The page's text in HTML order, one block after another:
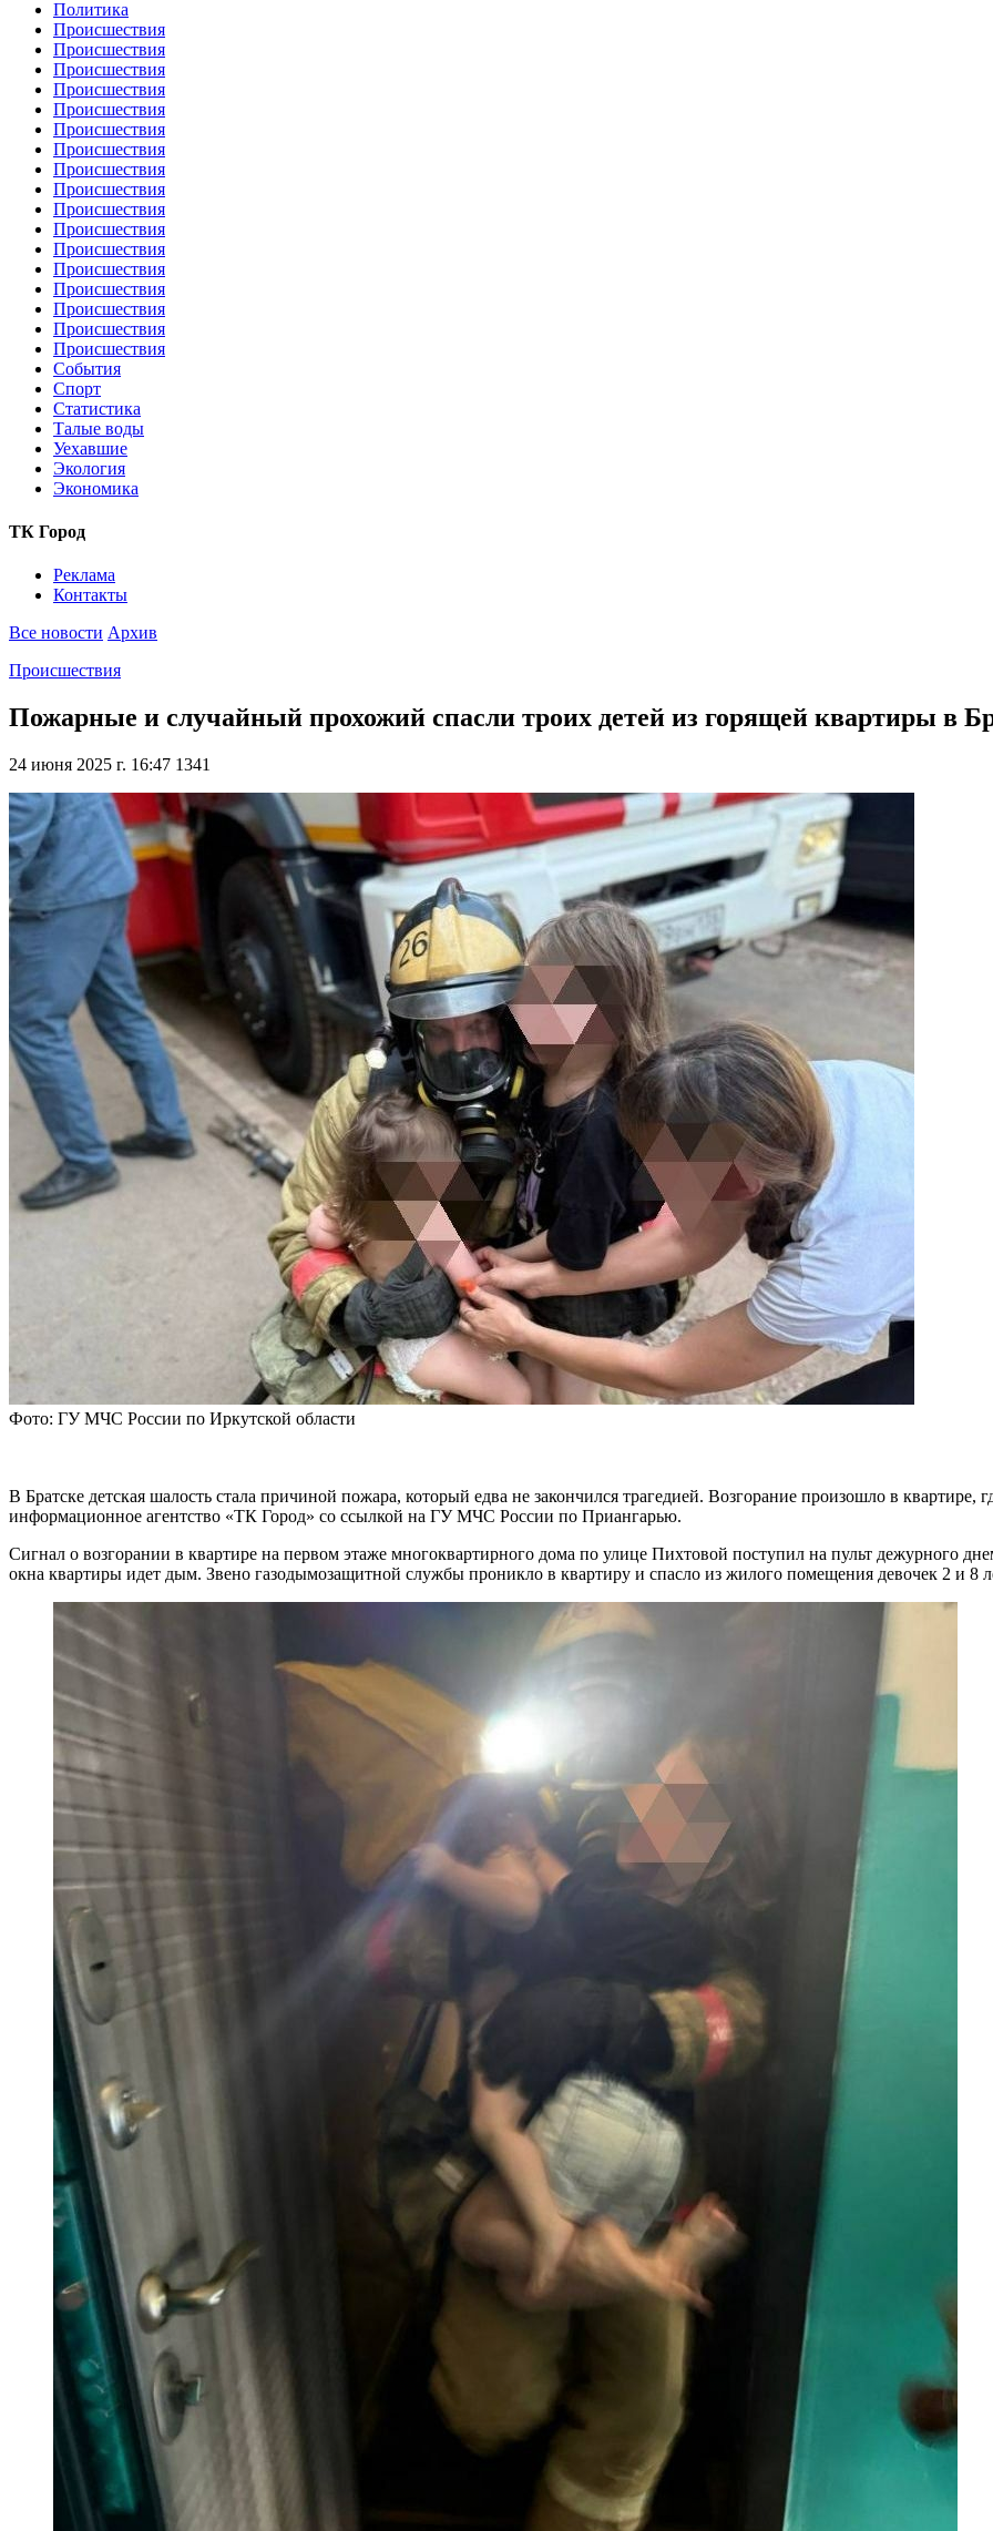
Политика
Происшествия
Происшествия
Происшествия
Происшествия
Происшествия
Происшествия
Происшествия
Происшествия
Происшествия
Происшествия
Происшествия
Происшествия
Происшествия
Происшествия
Происшествия
Происшествия
Происшествия
События
Спорт
Статистика
Талые воды
Уехавшие
Экология
Экономика
ТК Город
Реклама
Контакты
Все новости Архив
Происшествия
Пожарные и случайный прохожий спасли троих детей из горящей квартиры в
24 июня 2025 г. 16:47 1341
Фото: ГУ МЧС России по Иркутской области
В Братске детская шалость стала причиной пожара, который едва не закончился трагедией. Возгорание произошло в квартире,
информационное агентство «ТК Город» со ссылкой на ГУ МЧС России по Приангарью.
Сигнал о возгорании в квартире на первом этаже многоквартирного дома по улице Пихтовой поступил на пульт дежурного
окна квартиры идет дым. Звено газодымозащитной службы проникло в квартиру и спасло из жилого помещения девочек 2 и 8